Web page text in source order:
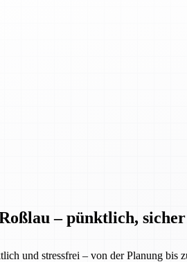
– pünktlich,
und stressfrei – von der Planung